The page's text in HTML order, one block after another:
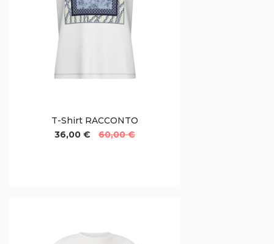
T-Shirt RACCONTO
36,00 €
60,00 €